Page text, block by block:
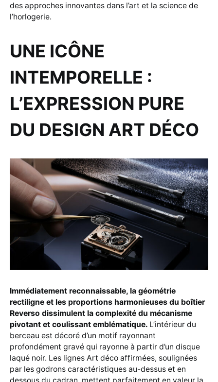
des approches innovantes dans l’art et la science de
l’horlogerie.
UNE ICÔNE
INTEMPORELLE :
L’EXPRESSION PURE
DU DESIGN ART DÉCO
Immédiatement reconnaissable, la géométrie
rectiligne et les proportions harmonieuses du boîtier
Reverso dissimulent la complexité du mécanisme
pivotant et coulissant emblématique. L’intérieur du
berceau est décoré d’un motif rayonnant
profondément gravé qui rayonne à partir d’un disque
laqué noir. Les lignes Art déco affirmées, soulignées
par les godrons caractéristiques au-dessus et en